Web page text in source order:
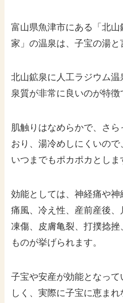
富山県魚津市にある「北
家」の温泉は、子宝の湯と
北山鉱泉に人工ラジウム温
泉質が非常に良いのが特徴
肌触りはなめらかで、さ
おり、湯冷めしにくいの
いつまでもポカポカとしま
効能としては、神経痛や神
痛風、冷え性、産前産後、
凍傷、皮膚亀裂、打撲捻
ものが挙げられます。
子宝や安産が効能となっ
しく、実際に子宝に恵ま